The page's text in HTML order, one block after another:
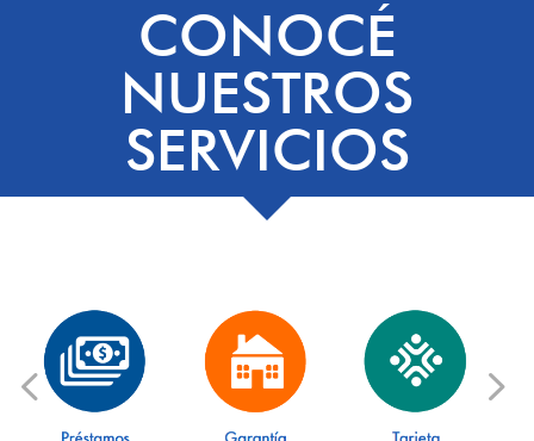
CONOCÉ
NUESTROS
SERVICIOS